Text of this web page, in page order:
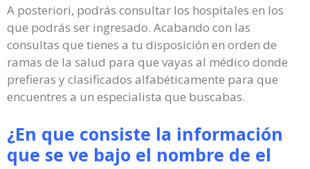
A posteriori, podrás consultar los hospitales en los
que podrás ser ingresado. Acabando con las
consultas que tienes a tu disposición en orden de
ramas de la salud para que vayas al médico donde
prefieras y clasificados alfabéticamente para que
encuentres a un especialista que buscabas.
¿En que consiste la información
que se ve bajo el nombre de el